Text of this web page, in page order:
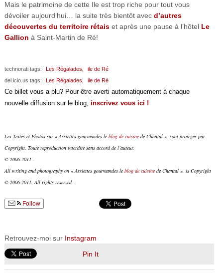
Mais le patrimoine de cette Ile est trop riche pour tout vous
dévoiler aujourd’hui… la suite très bientôt avec d’autres
découvertes du territoire rétaiset après une pause à l’hôtel Le
Gallion à Saint-Martin de Ré!
technorati tags: Les Régalades,
ile de Ré
del.icio.us tags:
Les Régalades, ile de Ré
Ce billet vous a plu? Pour être averti automatiquement à chaque
nouvelle diffusion sur le blog, inscrivez vous ici !
Les Textes et Photos sur « Assiettes gourmandes le blog de cuisinede Chantal », sont protégés par
Copyright. Toute reproduction interdite sans accord de l’auteur.
© 2006-2011 .
All writing and photography on « Assiettes gourmandes le blog de cuisinede Chantal », is Copyright
© 2006-2011. All rights reserved.
Follow
Retrouvez-moi sur Instagram
Pin It